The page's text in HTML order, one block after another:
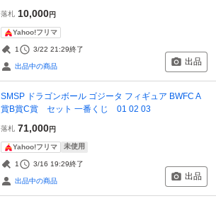
落札 10,000円
Yahoo!フリマ
1 3/22 21:29終了
出品中の商品 出品
SMSP ドラゴンボール ゴジータ フィギュア BWFC A
賞B賞C賞 セット 一番くじ 01 02 03
落札 71,000円
Yahoo!フリマ 未使用
1 3/16 19:29終了
出品中の商品 出品